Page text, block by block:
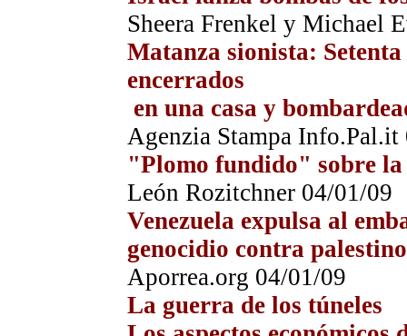
Sheera Frenkel y Michael
Matanza sionista:
encerrados
en una casa y
Agenzia Stampa Info.Pal.it
"Plomo fundido" sobre
León Rozitchner 04/01/09
Venezuela expulsa al
genocidio contra
Aporrea.org 04/01/09
La guerra de los túneles